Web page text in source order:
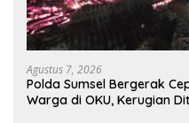
Agustus 7, 2026
Polda Sumsel Bergerak
Warga di OKU, Kerugian